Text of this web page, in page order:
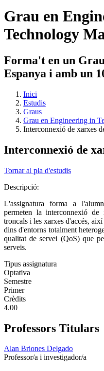
Grau en
Technology
Forma't en un
Espanya i amb un
Inici
Estudis
Graus
Grau en Engineering in
Interconnexió de xarxes
Interconnexió de
Tornar al pla d'estudis
Descripció:
L'assignatura forma a
permeten la interconnexió
troncals i les xarxes d'accés,
dins d'entorns totalment
qualitat de servei (QoS) que
serveis.
Tipus assignatura
Optativa
Semestre
Primer
Crèdits
4.00
Professors Titulars
Alan Briones Delgado
Professor/a i investigador/a